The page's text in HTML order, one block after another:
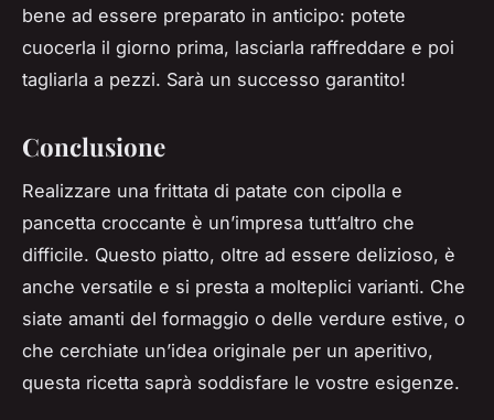
bene ad essere preparato in anticipo: potete
cuocerla il giorno prima, lasciarla raffreddare e poi
tagliarla a pezzi. Sarà un successo garantito!
Conclusione
Realizzare una frittata di patate con cipolla e
pancetta croccante è un’impresa tutt’altro che
difficile. Questo piatto, oltre ad essere delizioso, è
anche versatile e si presta a molteplici varianti. Che
siate amanti del formaggio o delle verdure estive, o
che cerchiate un’idea originale per un aperitivo,
questa ricetta saprà soddisfare le vostre esigenze.